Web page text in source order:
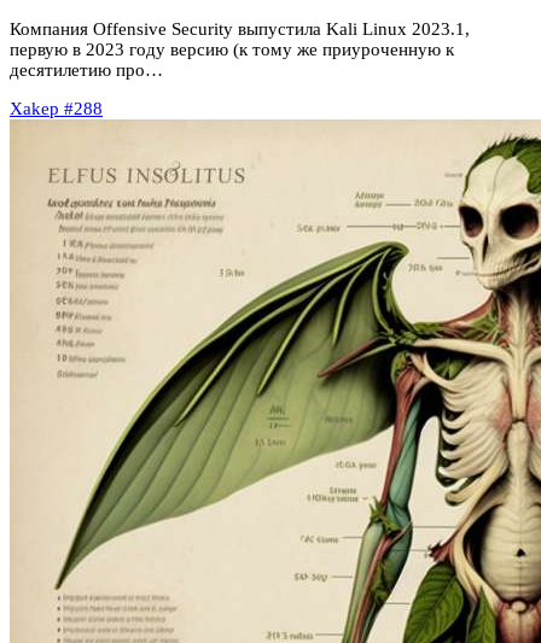
Компания Offensive Security выпустила Kali Linux 2023.1,
первую в 2023 году версию (к тому же приуроченную к
десятилетию про…
Xakep #288